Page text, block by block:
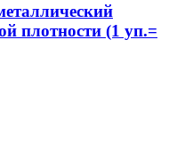
плотности (1 уп.=